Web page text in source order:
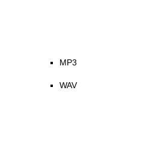
MP3
WAV